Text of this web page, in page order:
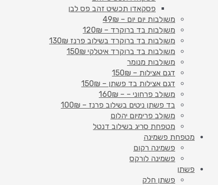
פסקאדו תכשיט זהב פס לבן
משולבות יום יום – 49₪
משולבות בד ברוקרד – 120₪
משולבות בד ברוקרד בשילוב פרנז 130₪
משולבות בד ברוקרד איטלקי 150₪
משולבות מנומר
דגם אצילות – 150₪
דגם אצילות בד פשתן – 150₪
משולב פרחוני – – 160₪
בד פשתן ניטים בשילוב פרנז – 100₪
משולב פרימיום יהלום
מטפחת סריג בשילוב דנטל
מטפחת פשמינה
פשמינה רקום
פשמינה לורקס
פשתן
פשתן חלק